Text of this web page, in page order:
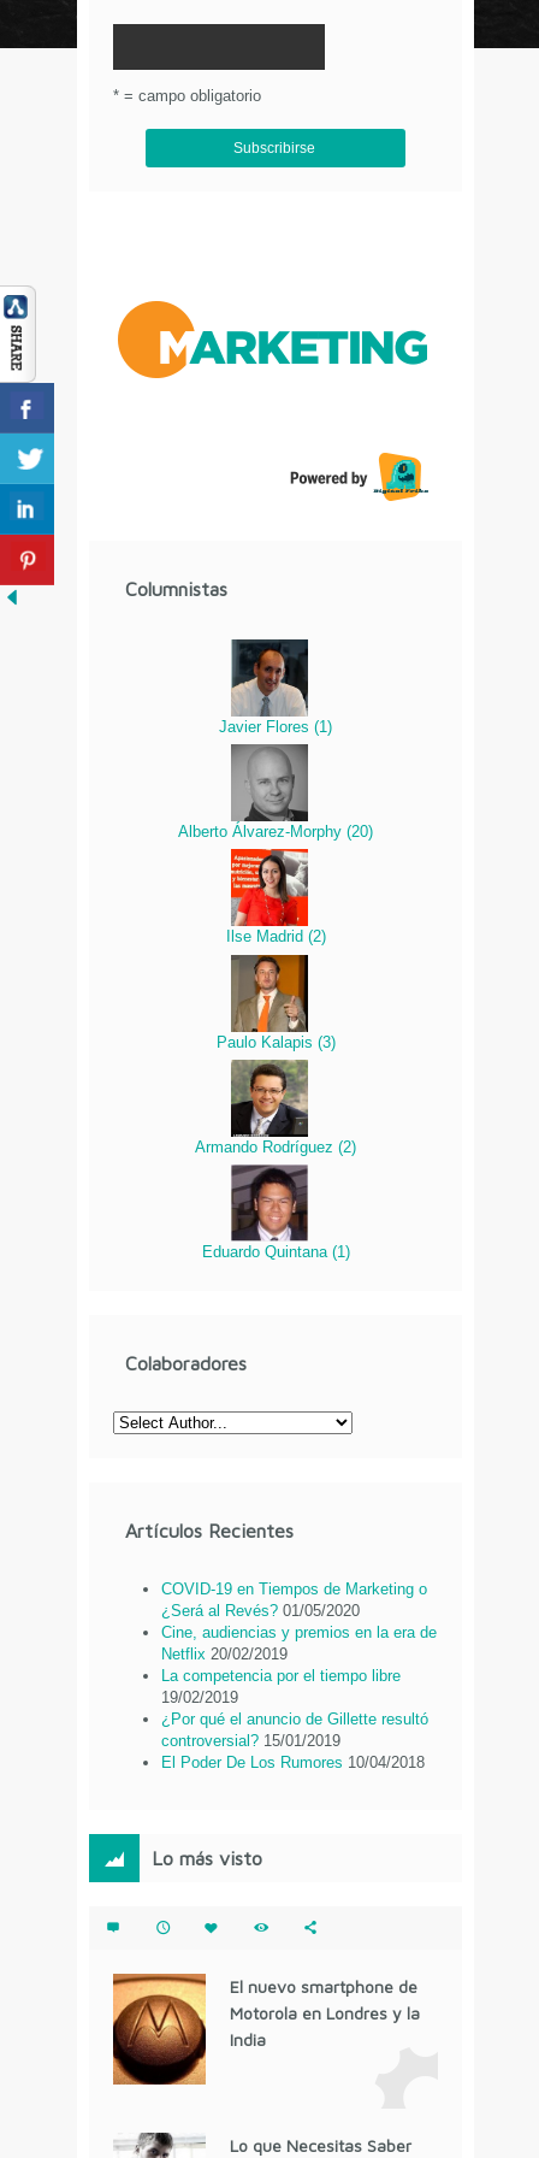
* = campo obligatorio
Columnistas
Javier Flores (1)
Alberto Álvarez-Morphy (20)
Ilse Madrid (2)
Paulo Kalapis (3)
Armando Rodríguez (2)
Eduardo Quintana (1)
Colaboradores
Artículos Recientes
COVID-19 en Tiempos de Marketing o
¿Será al Revés? 01/05/2020
Cine, audiencias y premios en la era de
Netflix 20/02/2019
La competencia por el tiempo libre
19/02/2019
¿Por qué el anuncio de Gillette resultó
controversial? 15/01/2019
El Poder De Los Rumores 10/04/2018
Lo más visto
El nuevo smartphone de
Motorola en Londres y la
India
Lo que Necesitas Saber
© Circulo Marketing 2016. Todos los derechos
reservados.
Aviso de Privacidad